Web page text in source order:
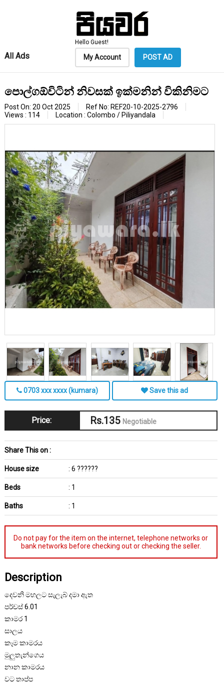
All Ads
Hello Guest!
My Account POST AD
පොල්ගඕවිටින් නිවසක් ඉක්මනින් විකිනිමට
Post On: 20 Oct 2025
Ref No: REF20-10-2025-2796
Views : 114
Location : Colombo / Piliyandala
0703 xxx xxxx (kumara) Save this ad
Price: Rs.135 Negotiable
Share This on :
House size : 6 ??????
Beds : 1
Baths : 1
Do not pay for the item on the internet, telephone networks or
bank networks before checking out or checking the seller.
Description
දෙවනි මහලට සැලැබ් දමා ඇත
පර්චස් 6.01
කාමර 1
සාලය
කෑම කාමරය
මුලුතැන්ගෙය
නාන කාමරය
වට තාප්ප